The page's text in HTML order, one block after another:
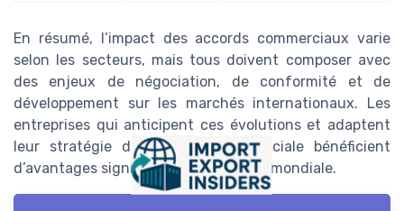
En résumé, l’impact des accords commerciaux varie
selon les secteurs, mais tous doivent composer avec
des enjeux de négociation, de conformité et de
développement sur les marchés internationaux. Les
entreprises qui anticipent ces évolutions et adaptent
leur stratégie de politique commerciale bénéficient
d’avantages significatifs sur la scène mondiale.